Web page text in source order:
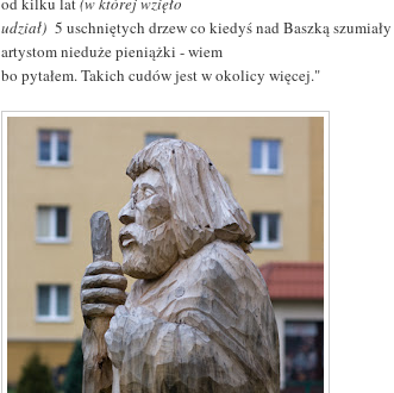
udział) 5 uschniętych drzew co kiedyś nad Baszką
artystom nieduże pieniążki - wiem
bo pytałem. Takich cudów jest w okolicy więcej."